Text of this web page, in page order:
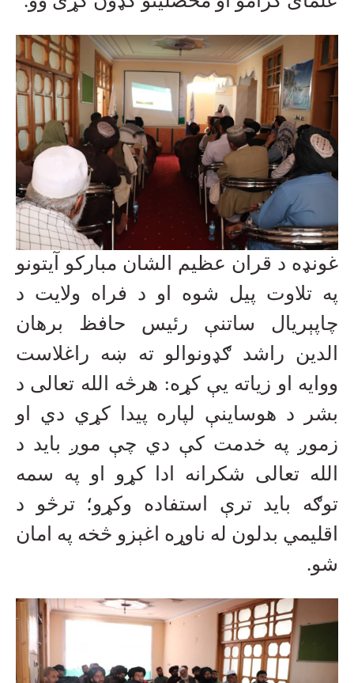
غونډه د قران عظیم الشان مبارکو آیتونو
په تلاوت پیل شوه او د فراه ولایت د
چاپېریال ساتنې رئیس حافظ برهان
الدین راشد ګډونوالو ته ښه راغلاست
ووایه او زیاته یې کړه: هرڅه الله تعالی د
بشر د هوساینې لپاره پیدا کړي دي او
زموږ په خدمت کې دي چې موږ باید د
الله تعالی شکرانه ادا کړو او په سمه
توګه باید ترې استفاده وکړو؛ ترڅو د
اقلیمي بدلون له ناوړه اغېزو څخه په امان
شو.